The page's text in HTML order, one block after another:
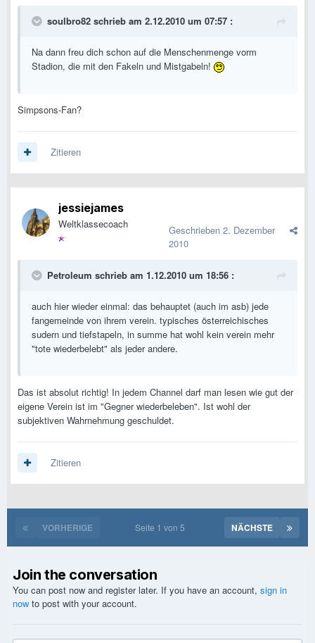
soulbro82 schrieb am 2.12.2010 um 07:57 :
Na dann freu dich schon auf die Menschenmenge vorm
Stadion, die mit den Fakeln und Mistgabeln!
Simpsons-Fan?
Zitieren
jessiejames
Weltklassecoach Geschrieben 2. Dezember
2010
Petroleum schrieb am 1.12.2010 um 18:56 :
auch hier wieder einmal: das behauptet (auch im asb) jede
fangemeinde von ihrem verein. typisches österreichisches
sudern und tiefstapeln, in summe hat wohl kein verein mehr
"tote wiederbelebt" als jeder andere.
Das ist absolut richtig! In jedem Channel darf man lesen wie gut der
eigene Verein ist im "Gegner wiederbeleben". Ist wohl der
subjektiven Wahrnehmung geschuldet.
Zitieren
VORHERIGE NÄCHSTE
Seite 1 von 5
Join the conversation
You can post now and register later. If you have an account, sign in
now to post with your account.